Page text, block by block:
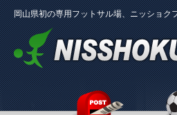
岡山県初の専用フットサル場、ニッショク
ニュース